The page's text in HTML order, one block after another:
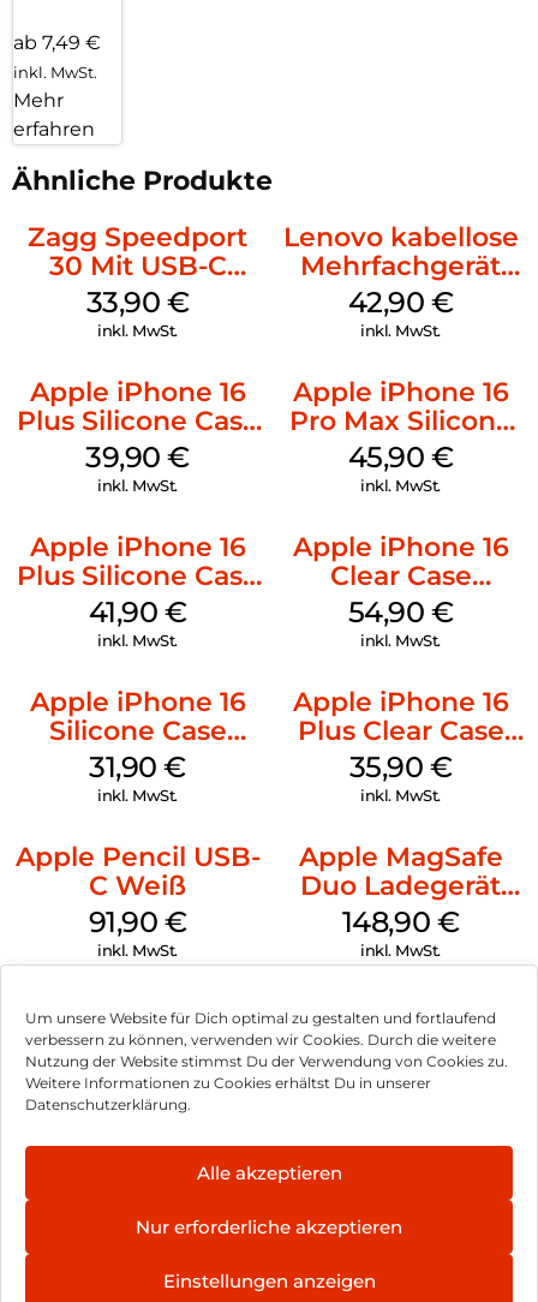
Um unsere Website für Dich optimal zu gestalten und fortlaufend
verbessern zu können, verwenden wir Cookies. Durch die weitere
Nutzung der Website stimmst Du der Verwendung von Cookies zu.
Weitere Informationen zu Cookies erhältst Du in unserer
Datenschutzerklärung.
Alle akzeptieren
Nur erforderliche akzeptieren
Einstellungen anzeigen
ab 7,49 €
inkl. MwSt.
Mehr
erfahren
Ähnliche Produkte
Zagg Speedport
30 Mit USB-C
Kabel Weiß
33,90 €
inkl. MwSt.
Lenovo kabellose
Mehrfachgerät
Luna Grey
42,90 €
inkl. MwSt.
Apple iPhone 16
Plus Silicone Case
MagSafe Plum
39,90€
inkl. MwSt.
Apple iPhone 16
Pro Max Silicone
Case MagSafe
Ultramarine
45,90 €
inkl. MwSt.
Apple iPhone 16
Plus Silicone Case
MagSafe Stone
Gray
41,90 €
inkl. MwSt.
Apple iPhone 16
Clear Case
MagSafe
Transparent
54,90 €
inkl. MwSt.
Apple iPhone 16
Silicone Case
MagSafe Fuchsia
31,90€
inkl. MwSt.
Apple iPhone 16
Plus Clear Case
MagSafe
Transparent
35,90 €
inkl. MwSt.
Apple Pencil USB-
C Weiß
91,90 €
inkl. MwSt.
Apple MagSafe
Duo Ladegerät
Weiß
148,90 €
inkl. MwSt.
Impressum
Hinweis zur Batterieentsorgung